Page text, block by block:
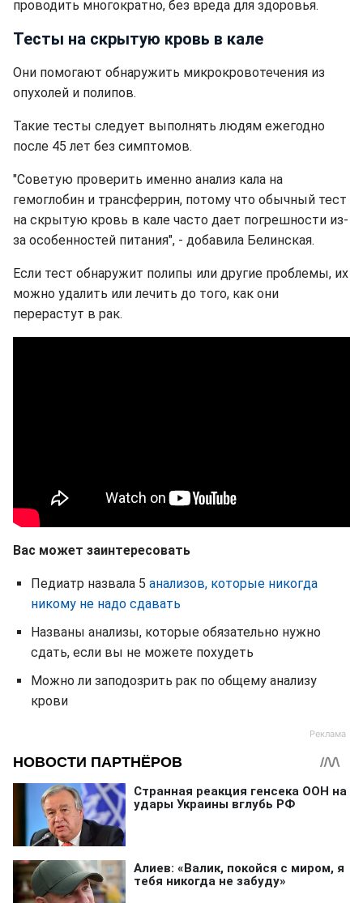
проводить многократно, без вреда для здоровья.
Тесты на скрытую кровь в кале
Они помогают обнаружить микрокровотечения из
опухолей и полипов.
Такие тесты следует выполнять людям ежегодно
после 45 лет без симптомов.
"Советую проверить именно анализ кала на
гемоглобин и трансферрин, потому что обычный тест
на скрытую кровь в кале часто дает погрешности из-
за особенностей питания", - добавила Белинская.
Если тест обнаружит полипы или другие проблемы, их
можно удалить или лечить до того, как они
перерастут в рак.
Вас может заинтересовать
Педиатр назвала 5 анализов, которые никогда
никому не надо сдавать
Названы анализы, которые обязательно нужно
сдать, если вы не можете похудеть
Можно ли заподозрить рак по общему анализу
крови